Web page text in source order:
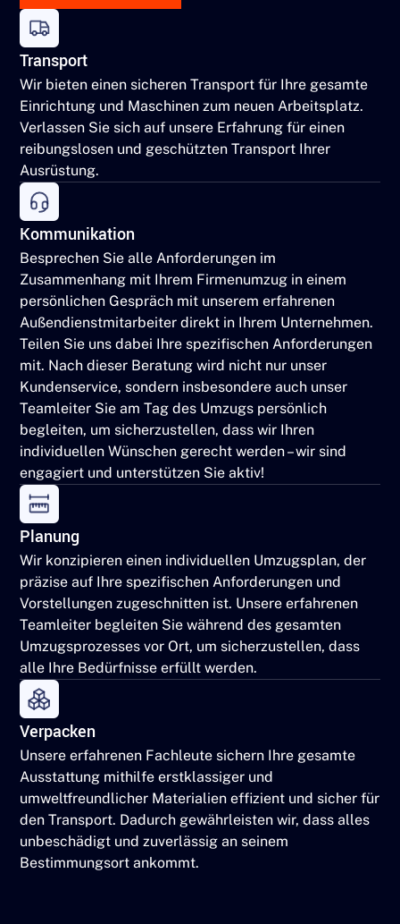
Transport
Wir bieten einen sicheren Transport für Ihre gesamte
Einrichtung und Maschinen zum neuen Arbeitsplatz.
Verlassen Sie sich auf unsere Erfahrung für einen
reibungslosen und geschützten Transport Ihrer
Ausrüstung.
Kommunikation
Besprechen Sie alle Anforderungen im
Zusammenhang mit Ihrem Firmenumzug in einem
persönlichen Gespräch mit unserem erfahrenen
Außendienstmitarbeiter direkt in Ihrem Unternehmen.
Teilen Sie uns dabei Ihre spezifischen Anforderungen
mit. Nach dieser Beratung wird nicht nur unser
Kundenservice, sondern insbesondere auch unser
Teamleiter Sie am Tag des Umzugs persönlich
begleiten, um sicherzustellen, dass wir Ihren
individuellen Wünschen gerecht werden – wir sind
engagiert und unterstützen Sie aktiv!
Planung
Wir konzipieren einen individuellen Umzugsplan, der
präzise auf Ihre spezifischen Anforderungen und
Vorstellungen zugeschnitten ist. Unsere erfahrenen
Teamleiter begleiten Sie während des gesamten
Umzugsprozesses vor Ort, um sicherzustellen, dass
alle Ihre Bedürfnisse erfüllt werden.
Verpacken
Unsere erfahrenen Fachleute sichern Ihre gesamte
Ausstattung mithilfe erstklassiger und
umweltfreundlicher Materialien effizient und sicher für
den Transport. Dadurch gewährleisten wir, dass alles
unbeschädigt und zuverlässig an seinem
Bestimmungsort ankommt.